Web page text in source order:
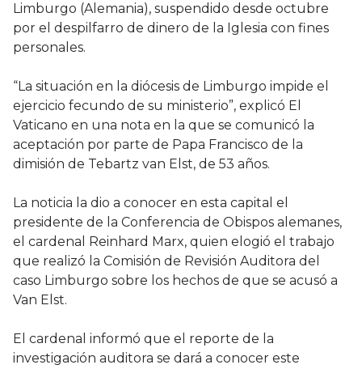
Limburgo (Alemania), suspendido desde octubre
por el despilfarro de dinero de la Iglesia con fines
personales.
“La situación en la diócesis de Limburgo impide el
ejercicio fecundo de su ministerio”, explicó El
Vaticano en una nota en la que se comunicó la
aceptación por parte de Papa Francisco de la
dimisión de Tebartz van Elst, de 53 años.
La noticia la dio a conocer en esta capital el
presidente de la Conferencia de Obispos alemanes,
el cardenal Reinhard Marx, quien elogió el trabajo
que realizó la Comisión de Revisión Auditora del
caso Limburgo sobre los hechos de que se acusó a
Van Elst.
El cardenal informó que el reporte de la
investigación auditora se dará a conocer este